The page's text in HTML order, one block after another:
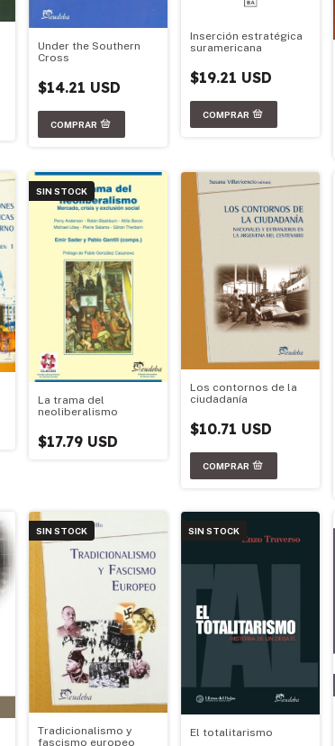
Under the Southern
Cross
$14.21 USD
Inserción estratégica
suramericana
$19.21 USD
SIN STOCK
La trama del
neoliberalismo
$17.79 USD
Los contornos de la
ciudadanía
$10.71 USD
SIN STOCK
Tradicionalismo y
fascismo europeo
SIN STOCK
El totalitarismo